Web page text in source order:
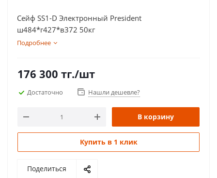
Сейф SS1-D Электронный President
ш484*г427*в372 50кг
Подробнее
176 300 тг./шт
Достаточно Нашли дешевле?
В корзину
Купить в 1 клик
Поделиться